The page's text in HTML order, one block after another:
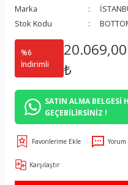
Marka
Stok Kodu
%6
İndirimli
20.069,00
₺
SATIN ALMA BELGESİ
GEÇEBİLİRSİNİZ !
Yorum
Karşılaştır